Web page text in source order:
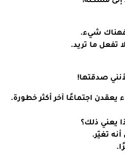
فهناك شيء.
تفعل ما تريد.
صدقتها!
يعقدن اجتماعًا آخر أكثر خطورة.
يعني ذلك؟
تغيّر.